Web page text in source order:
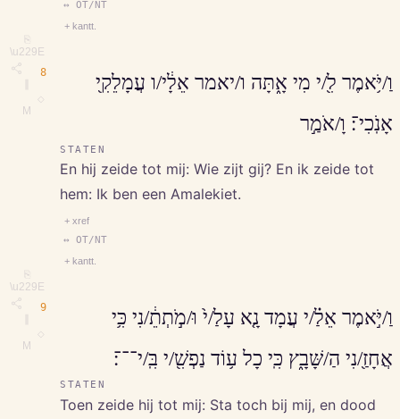
⎘
\u229E
M
↔ OT/NT
+ kantt.
8
⎘
\u229E
M
וַ/יֹּ֥אמֶר לִ֖/י מִי אָ֑תָּה ו/יאמר אֵלָ֔י/ו עֲמָלֵקִ֖י
אָנֹֽכִי־׃ וָ/אֹמַ֣ר
STATEN
En hij zeide tot mij: Wie zijt gij? En ik zeide tot
hem: Ik ben een Amalekiet.
+ xref
↔ OT/NT
+ kantt.
9
וַ/יֹּ֣אמֶר אֵלַ֗/י עֲמָד נָ֤א עָלַ/י֙ וּ/מֹ֣תְתֵ֔/נִי כִּ֥י
אֲחָזַ֖/נִי הַ/שָּׁבָ֑ץ כִּֽי כָל ע֥וֹד נַפְשִׁ֖/י בִּֽ/י־־־׃
STATEN
Toen zeide hij tot mij: Sta toch bij mij, en dood